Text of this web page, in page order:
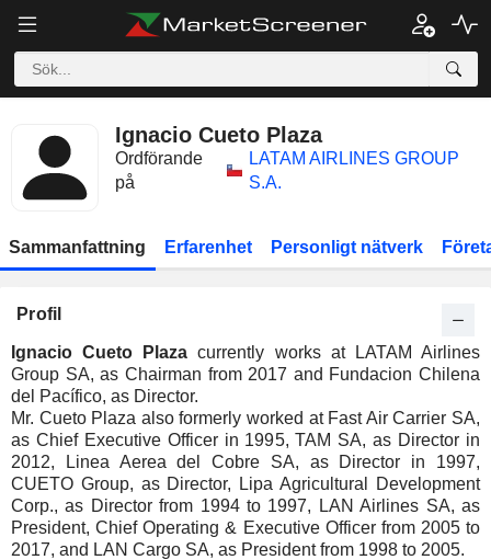
Ignacio Cueto Plaza
Ordförande
på
LATAM AIRLINES GROUP
S.A.
Sammanfattning Erfarenhet Personligt nätverk
Profil
Ignacio Cueto Plaza currently works at LATAM Airlines
Group SA, as Chairman from 2017 and Fundacion Chilena
del Pacífico, as Director.
Mr. Cueto Plaza also formerly worked at Fast Air Carrier SA,
as Chief Executive Officer in 1995, TAM SA, as Director in
2012, Linea Aerea del Cobre SA, as Director in 1997,
CUETO Group, as Director, Lipa Agricultural Development
Corp., as Director from 1994 to 1997, LAN Airlines SA, as
President, Chief Operating & Executive Officer from 2005 to
2017, and LAN Cargo SA, as President from 1998 to 2005.